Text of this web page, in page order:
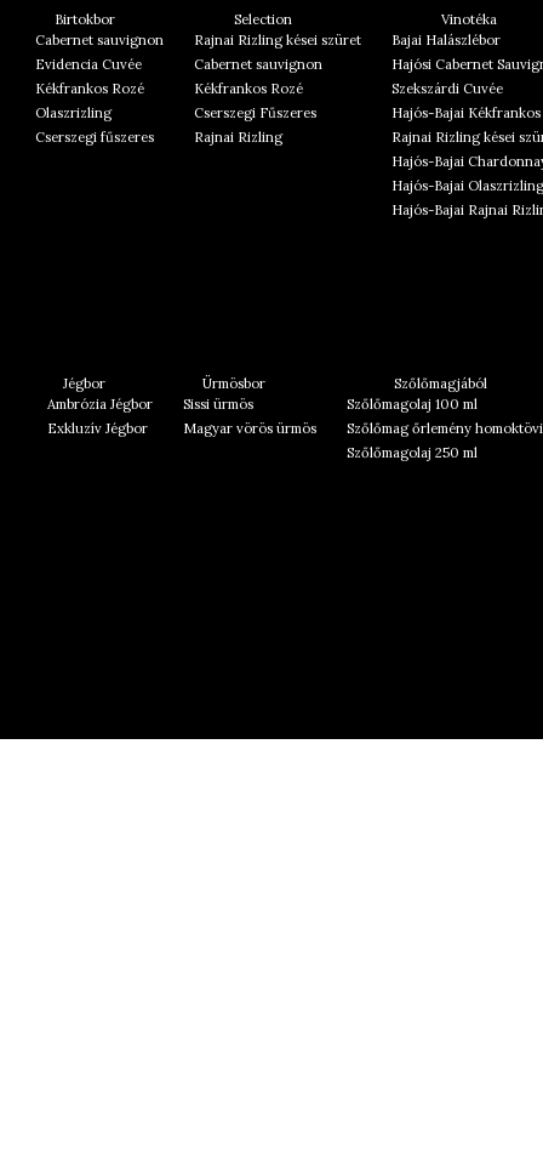
Birtokbor
Cabernet sauvignon
Evidencia Cuvée
Kékfrankos Rozé
Olaszrizling
Cserszegi fűszeres
Selection
Rajnai Rizling kései szüret
Cabernet sauvignon
Kékfrankos Rozé
Cserszegi Fűszeres
Rajnai Rizling
Vinotéka
Bajai Halászlébor
Hajósi Cabernet
Szekszárdi Cuvée
Hajós-Bajai
Rajnai Rizling kései
Hajós-Bajai
Hajós-Bajai Olaszrizling
Hajós-Bajai Rajnai
Jégbor
Ambrózia Jégbor
Exkluzív Jégbor
Ürmösbor
Sissi ürmös
Magyar vörös ürmös
Szőlőmagjából
Szőlőmagolaj 100 ml
Szőlőmag őrlemény
Szőlőmagolaj 250 ml